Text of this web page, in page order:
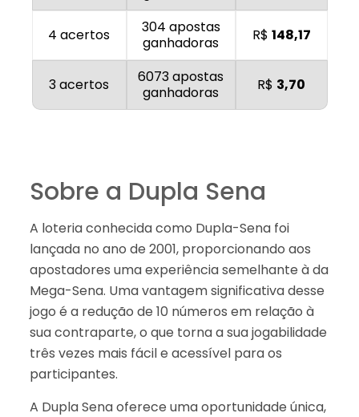
4 acertos
304 apostas
ganhadoras
R$ 148,17
3 acertos
6073 apostas
ganhadoras
R$ 3,70
Sobre a Dupla Sena
A loteria conhecida como Dupla-Sena foi
lançada no ano de 2001, proporcionando aos
apostadores uma experiência semelhante à da
Mega-Sena. Uma vantagem significativa desse
jogo é a redução de 10 números em relação à
sua contraparte, o que torna a sua jogabilidade
três vezes mais fácil e acessível para os
participantes.
A Dupla Sena oferece uma oportunidade única,